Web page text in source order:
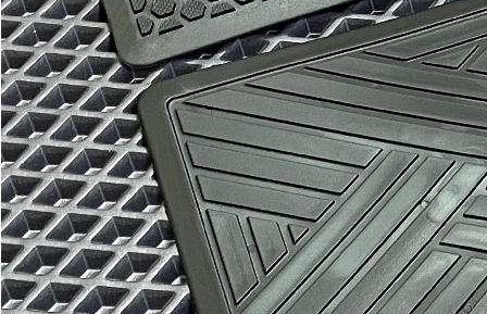
В корзину
Водительский коврик 1100 1900
В корзину
Коврик переднего пассажира1100 1900
В корзину
Задний цельный ковер 1900 3200